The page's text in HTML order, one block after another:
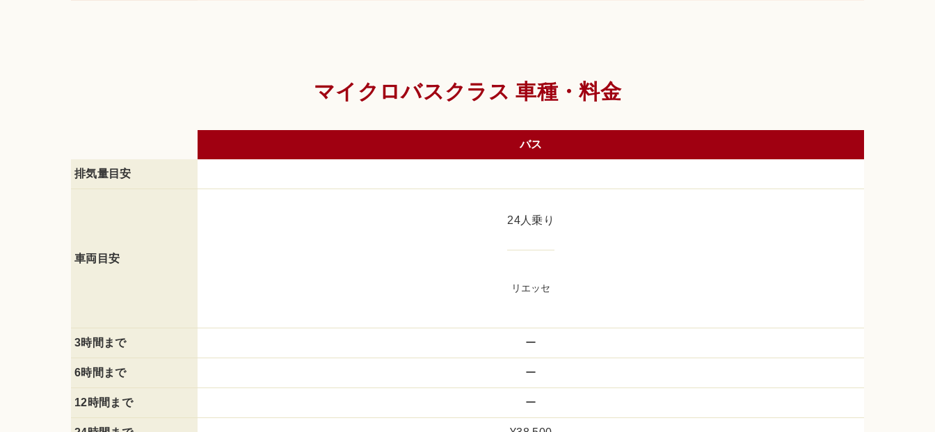
マイクロバスクラス 車種・料金
バス
排気量目安
車両目安
24人乗り
リエッセ
3時間まで ー
6時間まで ー
12時間まで ー